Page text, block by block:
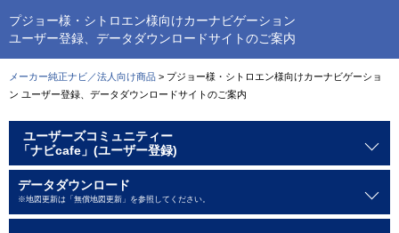
プジョー様・シトロエン様向けカーナビゲーション
ユーザー登録、データダウンロードサイトのご案内
メーカー純正ナビ／法人向け商品 > プジョー様・シトロエン様向けカーナビゲーショ
ン ユーザー登録、データダウンロードサイトのご案内
ユーザーズコミュニティー
「ナビcafe」(ユーザー登録)
データダウンロード
※地図更新は「無償地図更新」を参照してください。